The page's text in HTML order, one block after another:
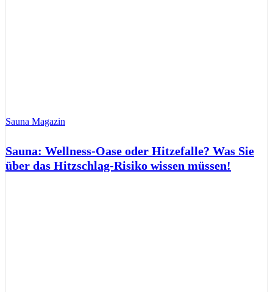
Sauna Magazin
Sauna: Wellness-Oase oder Hitzefalle? Was Sie
über das Hitzschlag-Risiko wissen müssen!